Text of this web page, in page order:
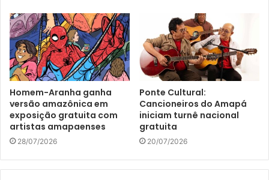
Homem-Aranha ganha
versão amazônica em
exposição gratuita com
artistas amapaenses
28/07/2026
Ponte Cultural:
Cancioneiros do Amapá
iniciam turnê nacional
gratuita
20/07/2026